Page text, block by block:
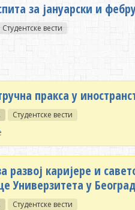
за јануарски и
Студентске вести
пракса у
Студентске вести
развој каријере и
Универзитета у
Студентске вести